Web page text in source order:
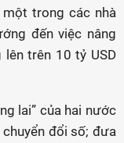
trong các nhà
đến việc nâng
trên 10 tỷ USD
lai” của hai nước
chuyển đổi số; đưa